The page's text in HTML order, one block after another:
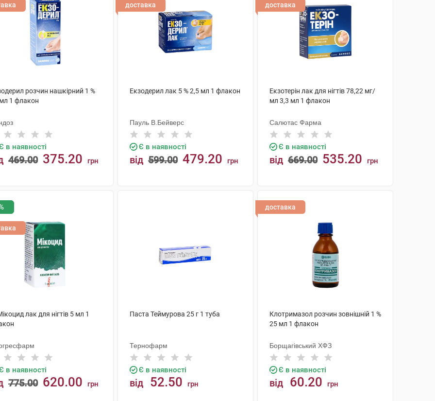
розчин нашкірний 1 %
1 флакон
в наявності
469.00 375.20 грн
доставка
Екзодерил лак 5 % 2,5 мл 1 флакон
Пауль В.Бейверс
Є в наявності
від 599.00 479.20 грн
доставка
Екзотерін лак для нігтів 78,22 мг/
мл 3,3 мл 1 флакон
Салютас Фарма
Є в наявності
від 669.00 535.20 грн
лак для нігтів 5 мл 1
в наявності
775.00 620.00 грн
Паста Теймурова 25 г 1 туба
Тернофарм
Є в наявності
від 52.50 грн
доставка
Клотримазол розчин зовнішній 1 %
25 мл 1 флакон
Борщагівський ХФЗ
Є в наявності
від 60.20 грн